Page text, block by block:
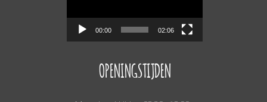
00:00 02:06
OPENINGSTIJDEN